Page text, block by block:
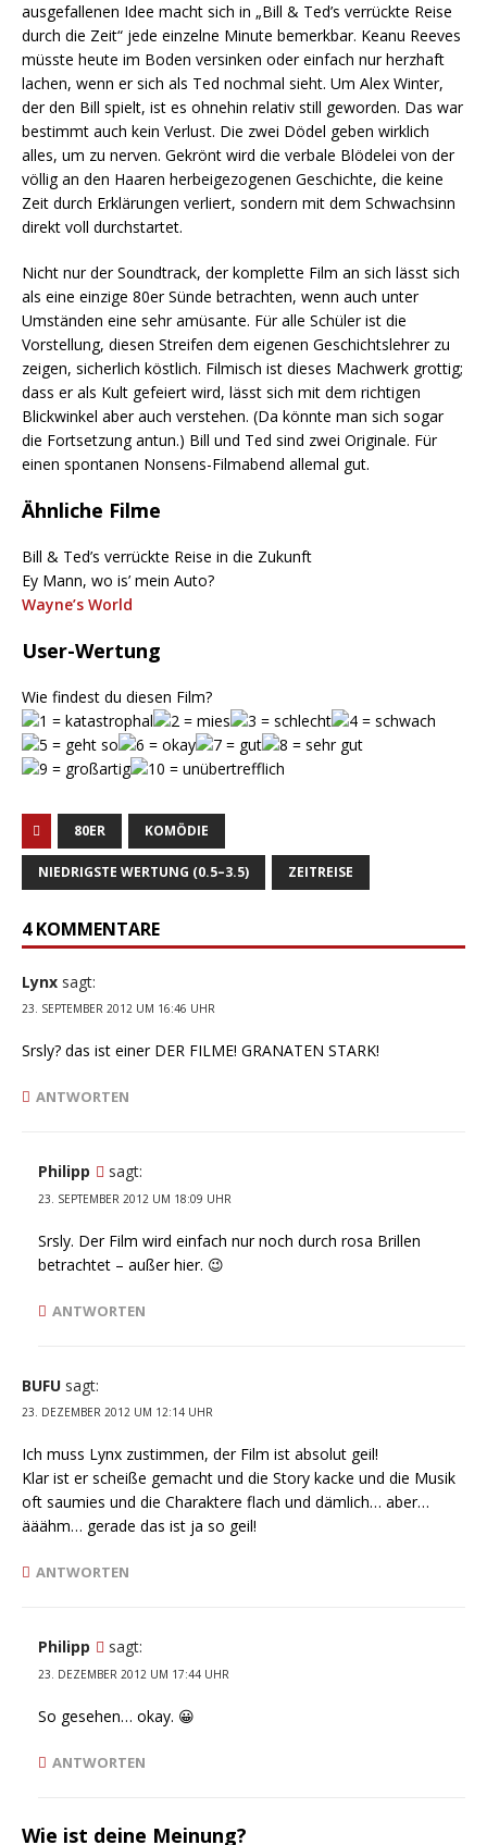
ausgefallenen Idee macht sich in „Bill & Ted’s verrückte Reise
durch die Zeit“ jede einzelne Minute bemerkbar. Keanu Reeves
müsste heute im Boden versinken oder einfach nur herzhaft
lachen, wenn er sich als Ted nochmal sieht. Um Alex Winter,
der den Bill spielt, ist es ohnehin relativ still geworden. Das war
bestimmt auch kein Verlust. Die zwei Dödel geben wirklich
alles, um zu nerven. Gekrönt wird die verbale Blödelei von der
völlig an den Haaren herbeigezogenen Geschichte, die keine
Zeit durch Erklärungen verliert, sondern mit dem Schwachsinn
direkt voll durchstartet.
Nicht nur der Soundtrack, der komplette Film an sich lässt sich
als eine einzige 80er Sünde betrachten, wenn auch unter
Umständen eine sehr amüsante. Für alle Schüler ist die
Vorstellung, diesen Streifen dem eigenen Geschichtslehrer zu
zeigen, sicherlich köstlich. Filmisch ist dieses Machwerk grottig;
dass er als Kult gefeiert wird, lässt sich mit dem richtigen
Blickwinkel aber auch verstehen. (Da könnte man sich sogar
die Fortsetzung antun.) Bill und Ted sind zwei Originale. Für
einen spontanen Nonsens-Filmabend allemal gut.
Ähnliche Filme
Bill & Ted’s verrückte Reise in die Zukunft
Ey Mann, wo is’ mein Auto?
Wayne’s World
User-Wertung
Wie findest du diesen Film?
80ER KOMÖDIE
NIEDRIGSTE WERTUNG (0.5–3.5) ZEITREISE
4 KOMMENTARE
Lynx sagt:
23. SEPTEMBER 2012 UM 16:46 UHR
Srsly? das ist einer DER FILME! GRANATEN STARK!
ANTWORTEN
Philipp sagt:
23. SEPTEMBER 2012 UM 18:09 UHR
Srsly. Der Film wird einfach nur noch durch rosa Brillen
betrachtet – außer hier. 😉
ANTWORTEN
BUFU sagt:
23. DEZEMBER 2012 UM 12:14 UHR
Ich muss Lynx zustimmen, der Film ist absolut geil!
Klar ist er scheiße gemacht und die Story kacke und die Musik
oft saumies und die Charaktere flach und dämlich… aber…
ääähm… gerade das ist ja so geil!
ANTWORTEN
Philipp sagt:
23. DEZEMBER 2012 UM 17:44 UHR
So gesehen… okay. 😀
ANTWORTEN
Wie ist deine Meinung?